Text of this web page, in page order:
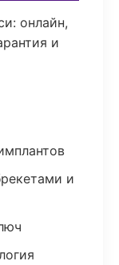
онлайн,
и
и